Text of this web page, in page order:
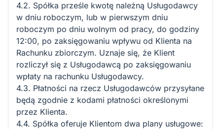
4.2. Spółka prześle kwotę należną Usługodawcy
w dniu roboczym, lub w pierwszym dniu
roboczym po dniu wolnym od pracy, do godziny
12:00, po zaksięgowaniu wpływu od Klienta na
Rachunku zbiorczym. Uznaje się, że Klient
rozliczył się z Usługodawcą po zaksięgowaniu
wpłaty na rachunku Usługodawcy.
4.3. Płatności na rzecz Usługodawców przysyłane
będą zgodnie z kodami płatności określonymi
przez Klienta.
4.4. Spółka oferuje Klientom dwa plany usługowe: